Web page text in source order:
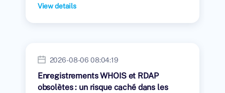
View details
2026-08-06 08:04:19
Enregistrements WHOIS et RDAP
obsolètes : un risque caché dans les